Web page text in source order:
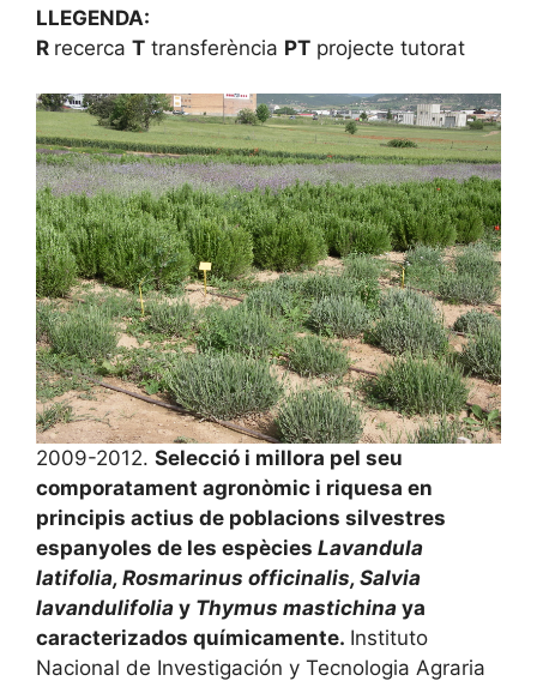
LLEGENDA:
R recerca T transferència PT projecte tutorat
2009-2012. Selecció i millora pel seu
comporatament agronòmic i riquesa en
principis actius de poblacions silvestres
espanyoles de les espècies Lavandula
latifolia, Rosmarinus officinalis, Salvia
lavandulifolia y Thymus mastichina ya
caracterizados químicamente. Instituto
Nacional de Investigación y Tecnologia Agraria